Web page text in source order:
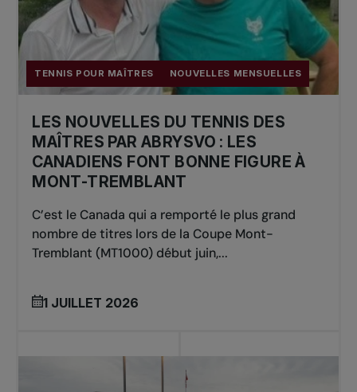
TENNIS POUR MAÎTRES NOUVELLES MENSUELLES
LES NOUVELLES DU TENNIS DES
MAÎTRES PAR ABRYSVO : LES
CANADIENS FONT BONNE FIGURE À
MONT-TREMBLANT
C’est le Canada qui a remporté le plus grand
nombre de titres lors de la Coupe Mont-
Tremblant (MT1000) début juin,...
1 JUILLET 2026